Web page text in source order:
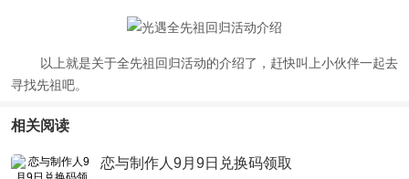
以上就是关于全先祖回归活动的介绍了，赶快叫上小伙伴一起去
寻找先祖吧。
相关阅读
恋与制作人9月9日兑换码领取